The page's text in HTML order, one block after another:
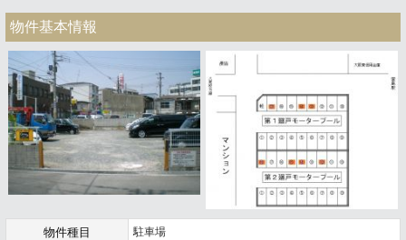
物件基本情報
物件種目 駐車場